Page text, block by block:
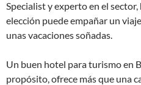
Specialist y experto en el
elección puede empañar un
unas vacaciones soñadas.
Un buen hotel para turismo en
propósito, ofrece más que una